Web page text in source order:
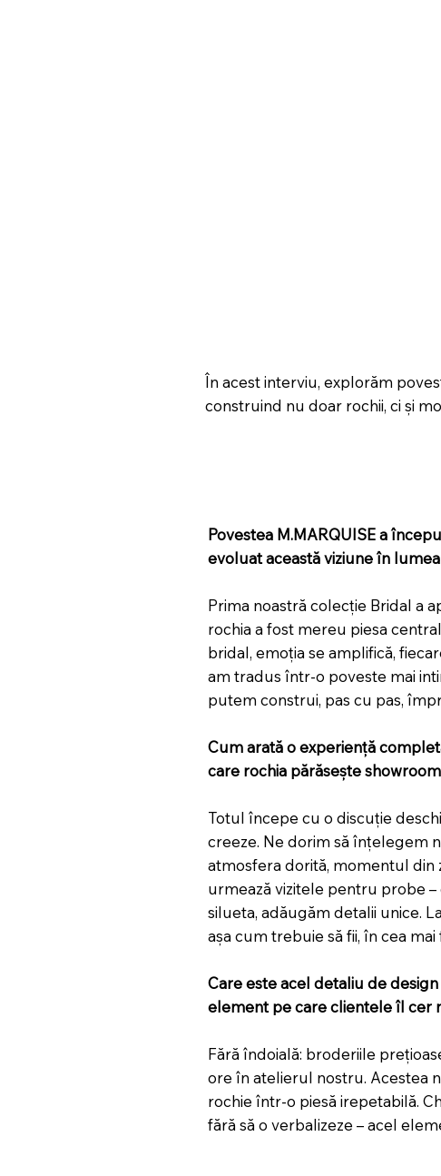
În acest interviu, explorăm
construind nu doar rochii, ci și
Povestea M.MARQUISE a
evoluat această viziune în
Prima noastră colecție Bridal a
rochia a fost mereu piesa
bridal, emoția se amplifică,
am tradus într-o poveste mai
putem construi, pas cu pas,
Cum arată o experiență
care rochia părăsește
Totul începe cu o discuție
creeze. Ne dorim să înțelegem
atmosfera dorită, momentul din
urmează vizitele pentru probe –
silueta, adăugăm detalii unice.
așa cum trebuie să fii, în cea mai
Care este acel detaliu de
element pe care clientele îl cer
Fără îndoială: broderiile
ore în atelierul nostru. Acestea
rochie într-o piesă irepetabilă.
fără să o verbalizeze – acel